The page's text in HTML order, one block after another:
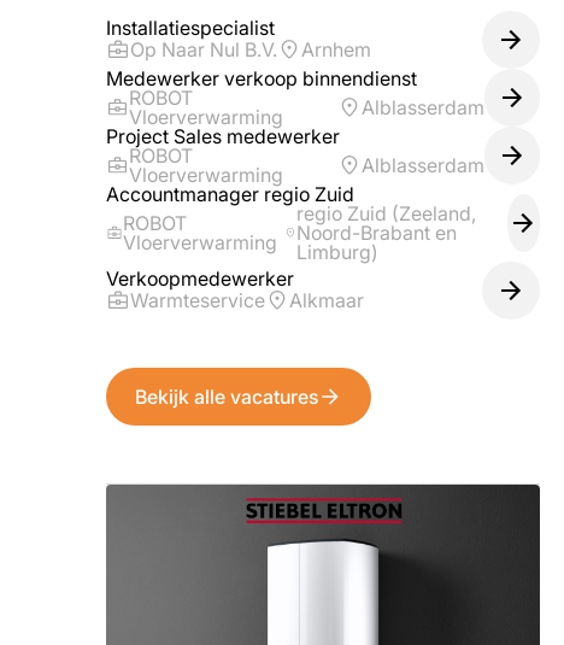
Installatiespecialist
Op Naar Nul B.V.
Arnhem
Medewerker verkoop binnendienst
ROBOT
Vloerverwarming
Alblasserdam
Project Sales medewerker
ROBOT
Vloerverwarming
Alblasserdam
Accountmanager regio Zuid
ROBOT
Vloerverwarming
regio Zuid (Zeeland,
Noord-Brabant en
Limburg)
Verkoopmedewerker
Warmteservice
Alkmaar
Bekijk alle vacatures